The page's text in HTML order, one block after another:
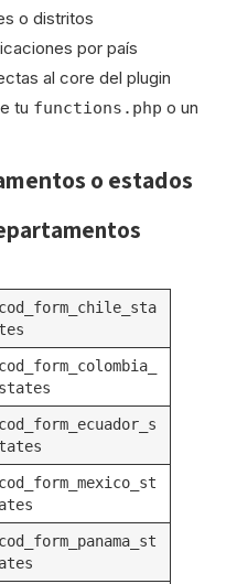
o distritos
por país
al core del plugin
tu functions.php o un
o estados
cod_form_chile_sta
tes
cod_form_colombia_
states
cod_form_ecuador_s
tates
cod_form_mexico_st
ates
cod_form_panama_st
ates